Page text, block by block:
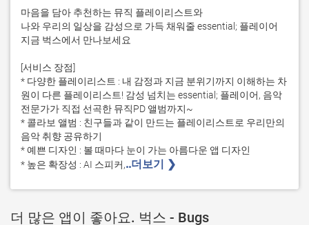
마음을 담아 추천하는 뮤직 플레이리스트와
나와 우리의 일상을 감성으로 가득 채워줄 essential; 플레이어
지금 벅스에서 만나보세요
[서비스 장점]
* 다양한 플레이리스트 : 내 감정과 지금 분위기까지 이해하는 차
원이 다른 플레이리스트! 감성 넘치는 essential; 플레이어, 음악
전문가가 직접 선곡한 뮤직PD 앨범까지~
* 콜라보 앨범 : 친구들과 같이 만드는 플레이리스트로 우리만의
음악 취향 공유하기
* 예쁜 디자인 : 볼 때마다 눈이 가는 아름다운 앱 디자인
* 높은 확장성 : AI 스피커,..더보기 ❯
더 많은 앱이 좋아요. 벅스 - Bugs